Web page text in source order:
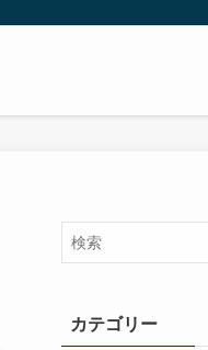
カテゴリー